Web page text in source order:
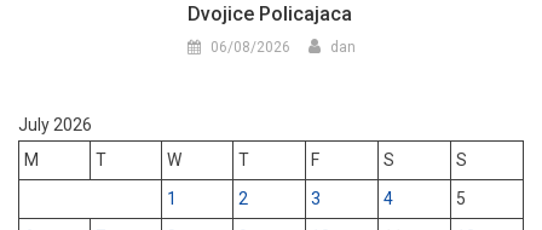
Dvojice Policajaca
06/08/2026 dan
July 2026
M
T W T F S
S
1
2 3 4
5